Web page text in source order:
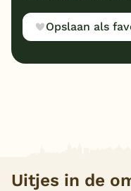
Opslaan als
Uitjes in de